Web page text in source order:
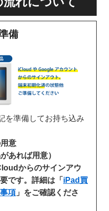
備
を準備してお持ち込み
意
あれば用意）
からのサインアウ
です。詳細は「 iPad買
項 」をご確認くださ